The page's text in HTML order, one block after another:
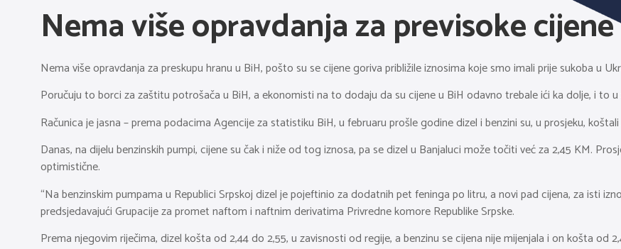
Nema više opravdanja za previsoke cijene
Nema više opravdanja za preskupu hranu u BiH, pošto su se cijene goriva približile iznosima koje smo imali prije sukoba u
Poručuju to borci za zaštitu potrošača u BiH, a ekonomisti na to dodaju da su cijene u BiH odavno trebale ići ka dolje, i to
Računica je jasna – prema podacima Agencije za statistiku BiH, u februaru prošle godine dizel i benzini su, u prosjeku,
Danas, na dijelu benzinskih pumpi, cijene su čak i niže od tog iznosa, pa se dizel u Banjaluci može točiti već za 2,45 KM.
optimistične.
“Na benzinskim pumpama u Republici Srpskoj dizel je pojeftinio za dodatnih pet feninga po litru, a novi pad cijena, za isti
predsjedavajući Grupacije za promet naftom i naftnim derivatima Privredne komore Republike Srpske.
Prema njegovim riječima, dizel košta od 2,44 do 2,55, u zavisnosti od regije, a benzinu se cijena nije mijenjala i on košta od